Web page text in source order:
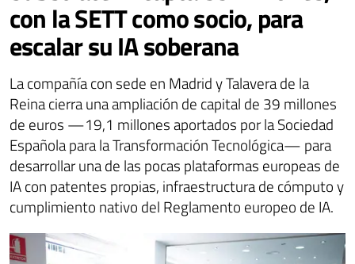
con la SETT como socio, para
escalar su IA soberana
La compañía con sede en Madrid y Talavera de la
Reina cierra una ampliación de capital de 39 millones
de euros —19,1 millones aportados por la Sociedad
Española para la Transformación Tecnológica— para
desarrollar una de las pocas plataformas europeas de
IA con patentes propias, infraestructura de cómputo y
cumplimiento nativo del Reglamento europeo de IA.